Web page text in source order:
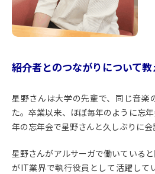
――紹介者とのつながりについて教
星野さんは大学の先輩で、同じ音楽
た。卒業以来、ほぼ毎年のように忘
年の忘年会で星野さんと久しぶりに会
星野さんがアルサーガで働いている
がIT業界で執行役員として活躍して